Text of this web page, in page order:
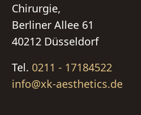
Chirurgie,
Berliner Allee 61
40212 Düsseldorf
Tel. 0211 - 17184522
info@xk-aesthetics.de